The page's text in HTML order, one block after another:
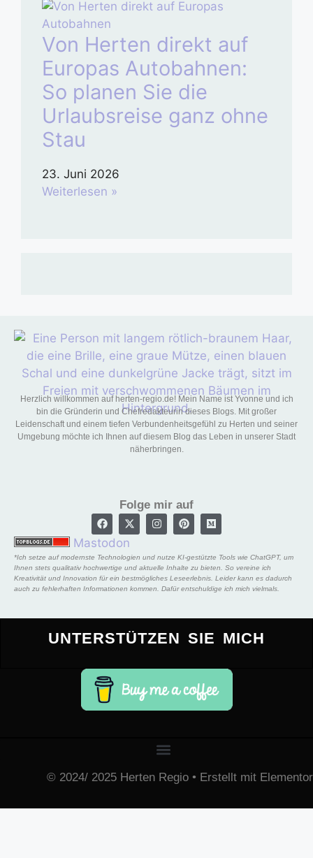
Von Herten direkt auf
Europas Autobahnen:
So planen Sie die
Urlaubsreise ganz ohne
Stau
23. Juni 2026
Weiterlesen »
Herzlich willkommen auf herten-regio.de! Mein Name ist Yvonne und ich
bin die Gründerin und Chefredakteurin dieses Blogs. Mit großer
Leidenschaft und einem tiefen Verbundenheitsgefühl zu Herten und seiner
Umgebung möchte ich Ihnen auf diesem Blog das Leben in unserer Stadt
näherbringen.
Folge mir auf
Mastodon
*Ich setze auf modernste Technologien und nutze KI-gestützte Tools wie ChatGPT, um
Ihnen stets qualitativ hochwertige und aktuelle Inhalte zu bieten. So vereine ich
Kreativität und Innovation für ein bestmögliches Leseerlebnis. Leider kann es dadurch
auch zu fehlerhaften Informationen kommen. Dafür entschuldige ich mich vielmals.
UNTERSTÜTZEN SIE MICH
© 2024/ 2025 Herten Regio • Erstellt mit Elementor